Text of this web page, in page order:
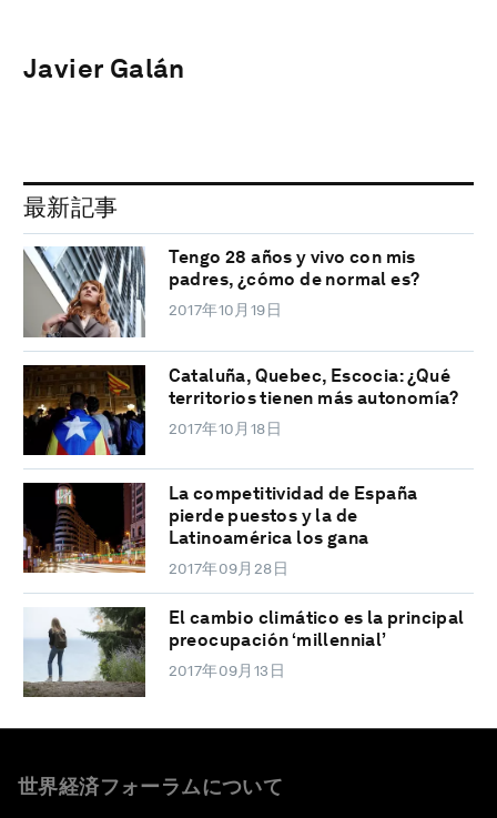
Javier Galán
最新記事
Tengo 28 años y vivo con mis
padres, ¿cómo de normal es?
2017年10月19日
Cataluña, Quebec, Escocia: ¿Qué
territorios tienen más autonomía?
2017年10月18日
La competitividad de España
pierde puestos y la de
Latinoamérica los gana
2017年09月28日
El cambio climático es la principal
preocupación ‘millennial’
2017年09月13日
世界経済フォーラムについて